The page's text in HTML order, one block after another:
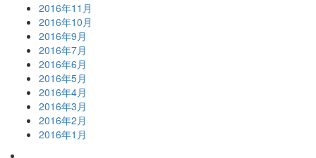
2016年11月
2016年10月
2016年9月
2016年7月
2016年6月
2016年5月
2016年4月
2016年3月
2016年2月
2016年1月